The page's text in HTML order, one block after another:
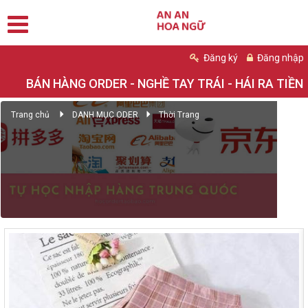
Đăng ký Đăng nhập
BÁN HÀNG ORDER - NGHỀ TAY TRÁI - HÁI RA TIỀN
Trang chủ DANH MỤC ODER Thời Trang